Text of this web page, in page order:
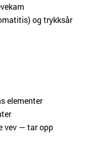
og trykksår
elementer
vev — tar opp